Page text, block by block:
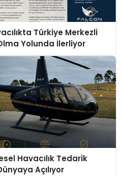
Türkiye Merkezli
Yolunda İlerliyor
Havacılık Tedarik
Açılıyor